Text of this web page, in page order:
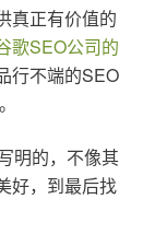
真正有价值的
歌SEO公司的
行不端的SEO
明的，不像其
好，到最后找